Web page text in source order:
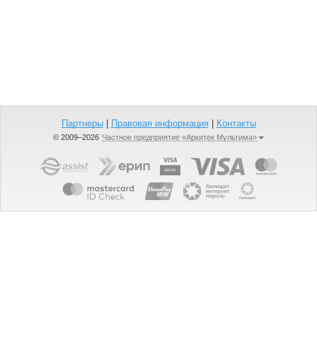
Партнеры| Правовая информация| Контакты
© 2009–2026 Частное предприятие «Аркитек Мультима»